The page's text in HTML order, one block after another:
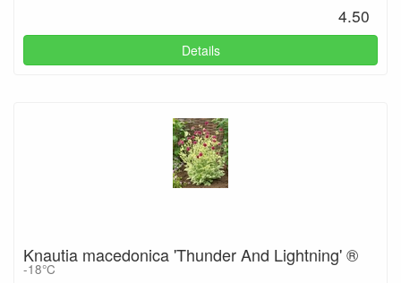
4.50
Details
Knautia macedonica 'Thunder And Lightning' ®
-18°C